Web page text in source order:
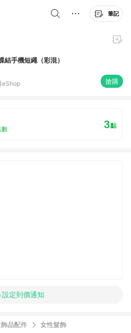
筆記
結手機短繩（彩混）
eShop 搶購
數 3點
設定到價通知
品配件 女性髮飾